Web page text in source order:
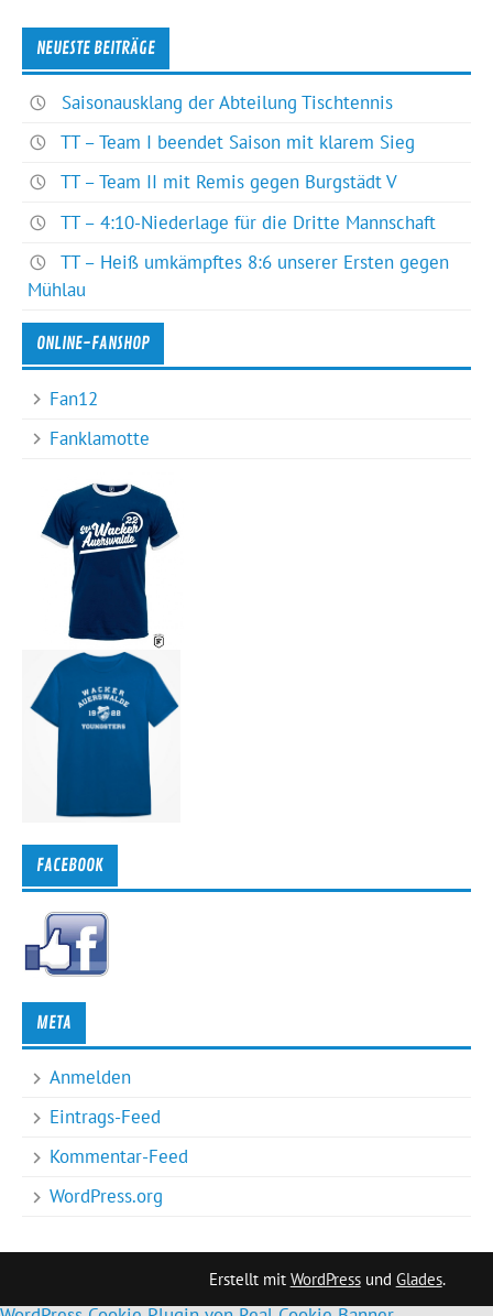
NEUESTE BEITRÄGE
Saisonausklang der Abteilung Tischtennis
TT – Team I beendet Saison mit klarem Sieg
TT – Team II mit Remis gegen Burgstädt V
TT – 4:10-Niederlage für die Dritte Mannschaft
TT – Heiß umkämpftes 8:6 unserer Ersten gegen
Mühlau
ONLINE-FANSHOP
Fan12
Fanklamotte
FACEBOOK
META
Anmelden
Eintrags-Feed
Kommentar-Feed
WordPress.org
Erstellt mit WordPressund Glades.